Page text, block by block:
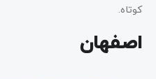
کوتاه.
اصفهان